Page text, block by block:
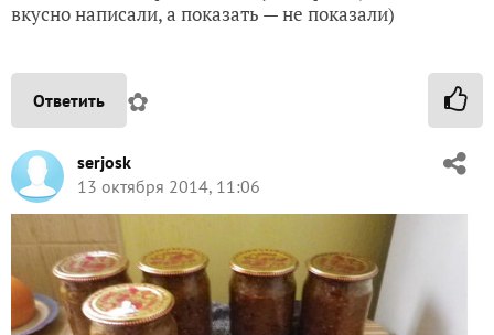
вкусно написали, а показать — не показали)
Ответить ✿
serjosk
13 октября 2014, 11:06